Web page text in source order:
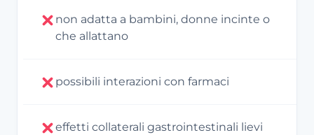
non adatta a bambini, donne incinte o
che allattano
possibili interazioni con farmaci
effetti collaterali gastrointestinali lievi